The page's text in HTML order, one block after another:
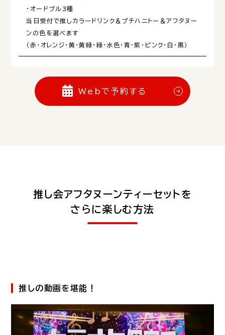
・オードブル3種
当日受付で推しカラードリンク＆プチハニトー＆アフタヌー
ンの色を選べます
（赤・オレンジ・黄・黄緑・緑・水色・青・紫・ピンク・白・黒）
Webで予約する
推し会アフタヌーンティーセットを
さらに楽しむ方法
推しの動画を堪能！